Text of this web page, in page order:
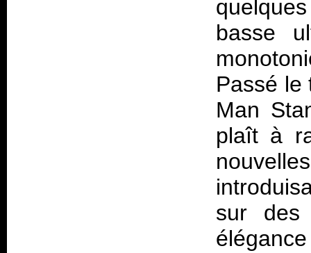
basse
Passé le
Man
plaît à
sur des